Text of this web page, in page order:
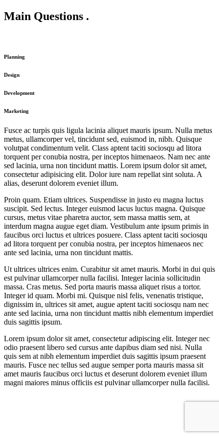
Main Questions .
Planning
Design
Development
Marketing
Fusce ac turpis quis ligula lacinia aliquet mauris ipsum. Nulla metus
metus, ullamcorper vel, tincidunt sed, euismod in, nibh. Quisque
volutpat condimentum velit. Class aptent taciti sociosqu ad litora
torquent per conubia nostra, per inceptos himenaeos. Nam nec ante
sed lacinia, urna non tincidunt mattis. Lorem ipsum dolor sit amet,
consectetur adipisicing elit. Dolor iure nam repellat sint soluta. A
alias, deserunt dolorem eveniet illum.
Proin quam. Etiam ultrices. Suspendisse in justo eu magna luctus
suscipit. Sed lectus. Integer euismod lacus luctus magna. Quisque
cursus, metus vitae pharetra auctor, sem massa mattis sem, at
interdum magna augue eget diam. Vestibulum ante ipsum primis in
faucibus orci luctus et ultrices posuere. Class aptent taciti sociosqu
ad litora torquent per conubia nostra, per inceptos himenaeos nec
ante sed lacinia, urna non tincidunt mattis.
Ut ultrices ultrices enim. Curabitur sit amet mauris. Morbi in dui quis
est pulvinar ullamcorper nulla facilisi. Integer lacinia sollicitudin
massa. Cras metus. Sed porta mauris massa aliquet risus a tortor.
Integer id quam. Morbi mi. Quisque nisl felis, venenatis tristique,
dignissim in, ultrices sit amet, augue aptent taciti sociosqu nam nec
ante sed lacinia, urna non tincidunt mattis nibh elementum imperdiet
duis sagittis ipsum.
Lorem ipsum dolor sit amet, consectetur adipiscing elit. Integer nec
odio praesent libero sed cursus ante dapibus diam sed nisi. Nulla
quis sem at nibh elementum imperdiet duis sagittis ipsum praesent
mauris. Fusce nec tellus sed augue semper porta mauris massa sit
amet mauris faucibus orci luctus et deserunt dolorem eveniet illum
magni maiores minus officiis est pulvinar ullamcorper nulla facilisi.